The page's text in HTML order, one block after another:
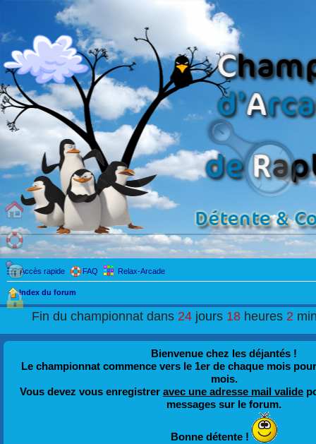
Accès rapide FAQ Relax-Arcade
Index du forum
Fin du championnat dans24 jours18 heures2
Bienvenue chez les déjantés !
Le championnat commence vers le 1er de chaque mois
mois.
Vous devez vous enregistrer avec une adresse mail valide
messages sur le forum.
Bonne détente !